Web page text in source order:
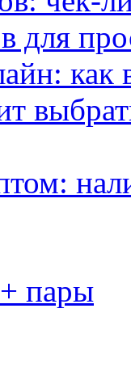
для
как
пары